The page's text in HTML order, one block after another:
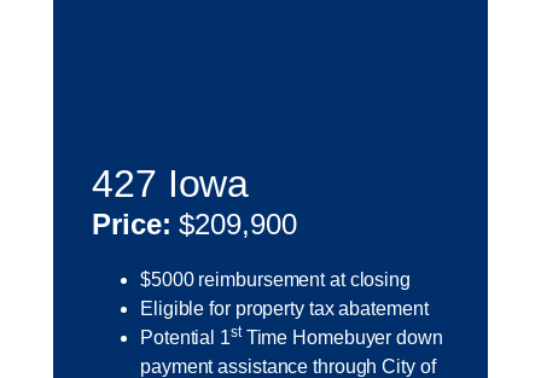
427 Iowa
Price: $209,900
$5000 reimbursement at closing
Eligible for property tax abatement
Potential 1stTime Homebuyer down
payment assistance through City of